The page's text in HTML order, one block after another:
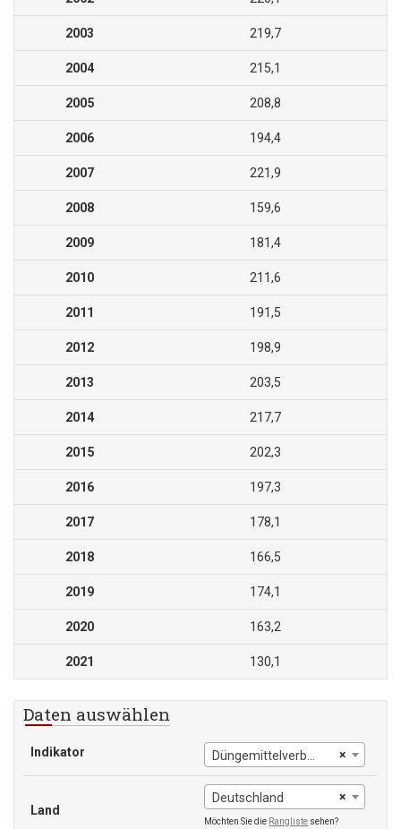
2003 219,7
2004 215,1
2005 208,8
2006 194,4
2007 221,9
2008 159,6
2009 181,4
2010 211,6
2011 191,5
2012 198,9
2013 203,5
2014 217,7
2015 202,3
2016 197,3
2017 178,1
2018 166,5
2019 174,1
2020 163,2
2021 130,1
Daten auswählen
Indikator ×
Düngemittelverbrauch (Kilogramm pro Hektar Ackerland)
Land
×
Deutschland
Möchten Sie die Rangliste sehen?